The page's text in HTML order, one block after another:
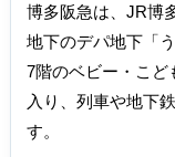
博多阪急は、JR博
地下のデパ地下「
7階のベビー・こど
入り、列車や地下
す。